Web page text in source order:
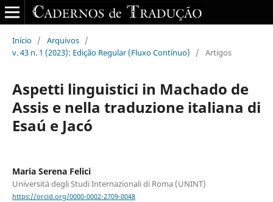
Início / Arquivos /
v. 43 n. 1 (2023): Edição Regular (Fluxo Contínuo)
/ Artigos
Aspetti linguistici in Machado de
Assis e nella traduzione italiana di
Esaú e Jacó
Maria Serena Felici
Università degli Studi Internazionali di Roma (UNINT)
https://orcid.org/0000-0002-2709-0048